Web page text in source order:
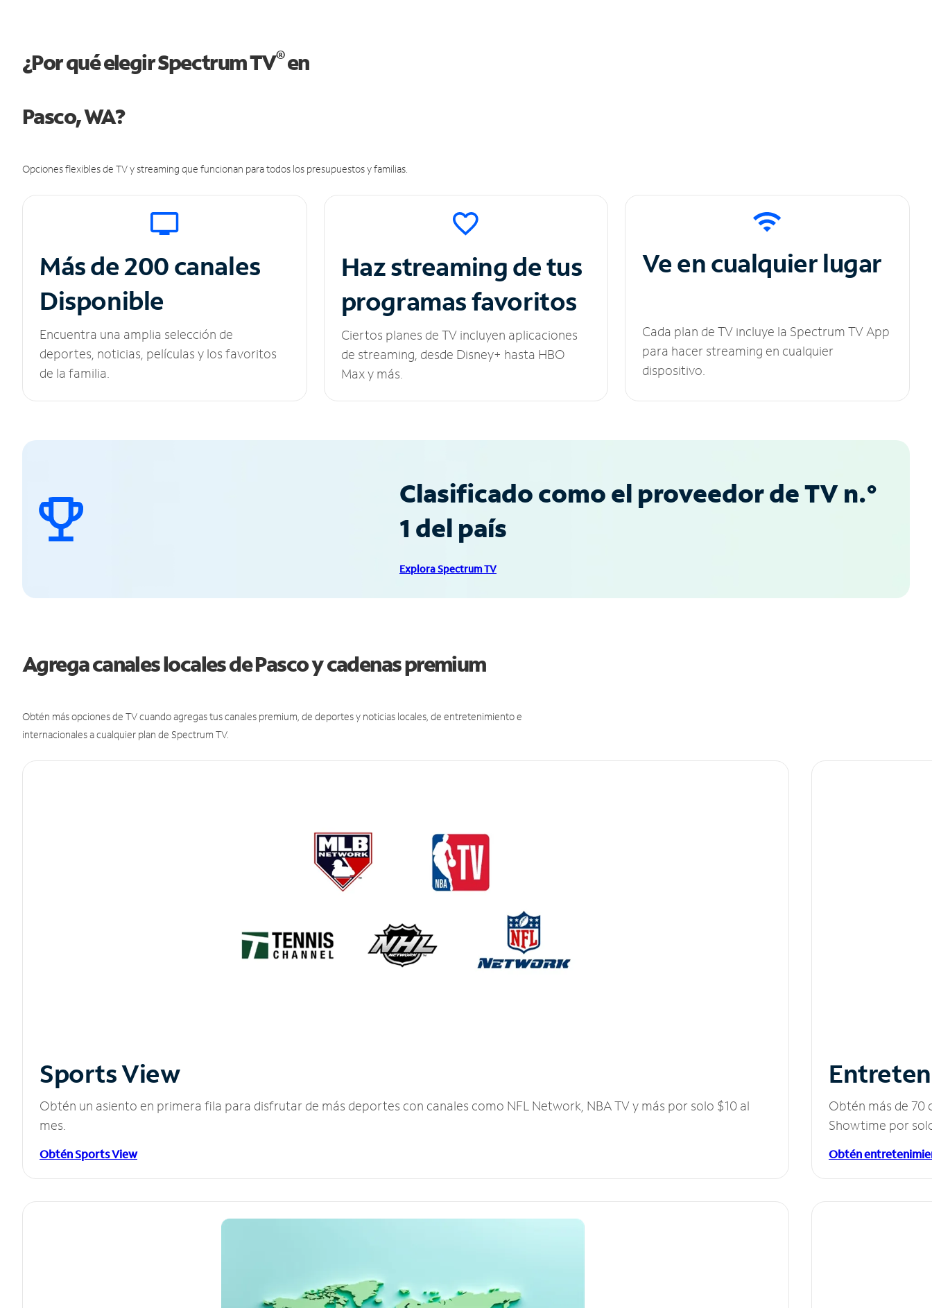
¿Por qué elegir Spectrum TV®en
Pasco, WA?
Opciones flexibles de TV y streaming que funcionan para todos los presupuestos y familias.
Más de 200 canales
Disponible
Encuentra una amplia selección de
deportes, noticias, películas y los favoritos
de la familia.
Haz streaming de tus
programas favoritos
Ciertos planes de TV incluyen aplicaciones
de streaming, desde Disney+ hasta HBO
Max y más.
Ve en cualquier lugar
Cada plan de TV incluye la Spectrum TV App
para hacer streaming en cualquier
dispositivo.
Clasificado como el proveedor de TV n.°
1 del país
Explora Spectrum TV
Agrega canales locales de Pasco y cadenas premium
Obtén más opciones de TV cuando agregas tus canales premium, de deportes y noticias locales, de entretenimiento e
internacionales a cualquier plan de Spectrum TV.
Sports View
Obtén un asiento en primera fila para disfrutar de más deportes con canales como NFL Network, NBA TV y más por solo $10 al
mes.
Obtén Sports View
Obtén más de 70
Showtime por
Obtén